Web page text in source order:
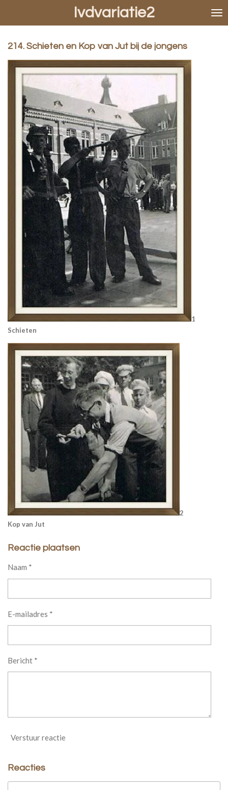
de
Ivdvariatie2
214. Schieten en Kop van Jut bij de jongens
1
Schieten
2
Kop van Jut
Reactie plaatsen
Naam *
E-mailadres *
Bericht *
Verstuur reactie
Reacties